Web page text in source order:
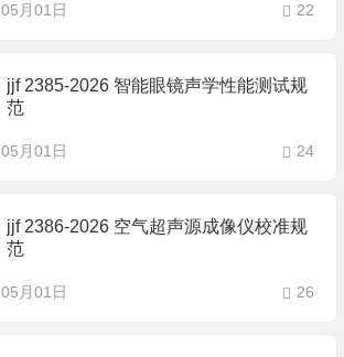
05月01日 22
jjf 2385-2026 智能眼镜声学性能测试规
范
05月01日 24
jjf 2386-2026 空气超声源成像仪校准规
范
05月01日 26